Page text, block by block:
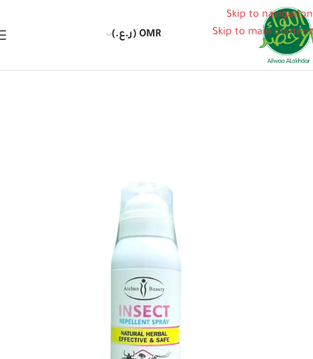
Skip to navigation
Skip to main content
OMR (ر.ع.)